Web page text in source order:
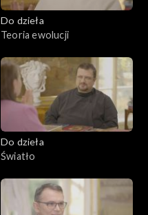
Do dzieła
Teoria ewolucji
Do dzieła
Światło